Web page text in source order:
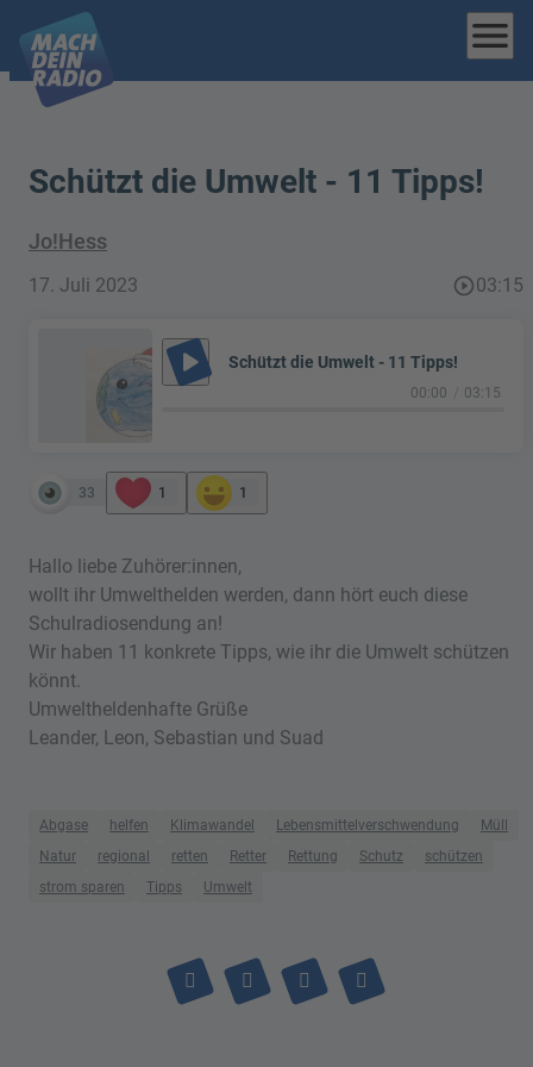
menu
Schützt die Umwelt - 11 Tipps!
Jo!Hess
17. Juli 2023 play_circle_outline03:15
play_arrow Schützt die Umwelt - 11 Tipps!
00:00 03:15
33 1 1
Hallo liebe Zuhörer:innen,
wollt ihr Umwelthelden werden, dann hört euch diese
Schulradiosendung an!
Wir haben 11 konkrete Tipps, wie ihr die Umwelt schützen
könnt.
Umweltheldenhafte Grüße
Leander, Leon, Sebastian und Suad
Abgase helfen Klimawandel Lebensmittelverschwendung
Müll
Natur
regional retten Retter Rettung Schutz
schützen
strom sparen
Tipps Umwelt